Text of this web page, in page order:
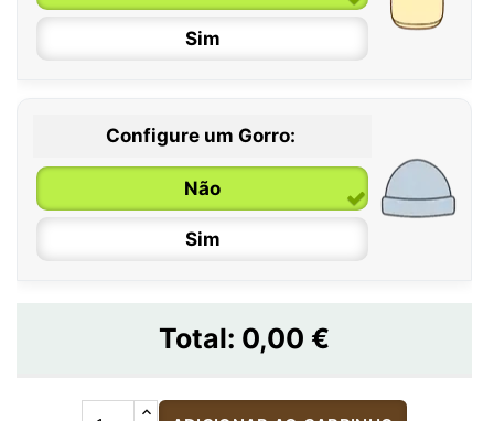
Sim
Configure um Gorro:
Não
Sim
Total: 0,00 €